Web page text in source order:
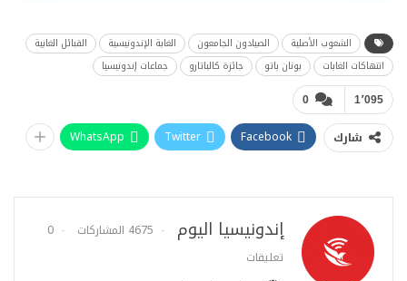
الشعوب الأصلية الصيادون الجامعون الغابة الإندونيسية
القبائل الغابية
انتهاكات الغابات
بونان باتو جائزة كالباتارو جماعات إندونيسيا
0 1٬095
شارك Facebook
Twitter
WhatsApp
إندونيسيا اليوم 4675 المشاركات
0
تعليقات